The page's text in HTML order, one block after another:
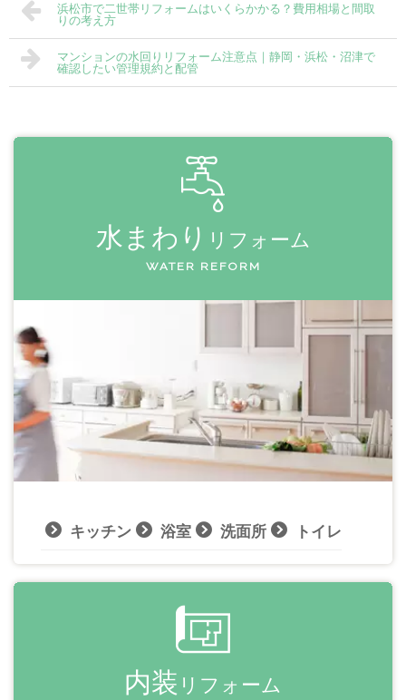
浜松市で二世帯リフォームはいくらかかる？費用相場と間取
りの考え方
マンションの水回りリフォーム注意点｜静岡・浜松・沼津で
確認したい管理規約と配管
水まわり リフォーム
WATER REFORM
キッチン 浴室 洗面所 トイレ
内装 リフォーム